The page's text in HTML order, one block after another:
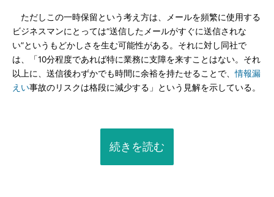
ただしこの一時保留という考え方は、メールを頻繁に使用する
ビジネスマンにとっては“送信したメールがすぐに送信されな
い”というもどかしさを生む可能性がある。それに対し同社で
は、「10分程度であれば特に業務に支障を来すことはない。それ
以上に、送信後わずかでも時間に余裕を持たせることで、情報漏
えい事故のリスクは格段に減少する」という見解を示している。
続きを読む